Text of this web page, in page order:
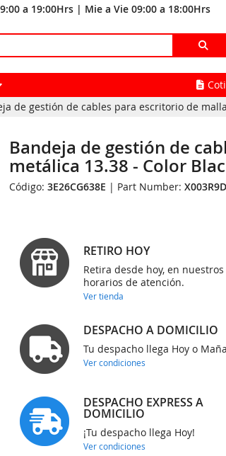
a 19:00Hrs | Mie a Vie 09:00 a 18:00Hrs
de gestión de cables para escritorio de
Bandeja de gestión de
metálica 13.38 - Color
Código:3E26CG638E | Part Number:
RETIRO HOY
Retira desde hoy, en nuestros
horarios de atención.
Ver tienda
DESPACHO A DOMICILIO
Tu despacho llega Hoy o
Ver condiciones
DESPACHO EXPRESS A
DOMICILIO
¡Tu despacho llega Hoy!
Ver condiciones